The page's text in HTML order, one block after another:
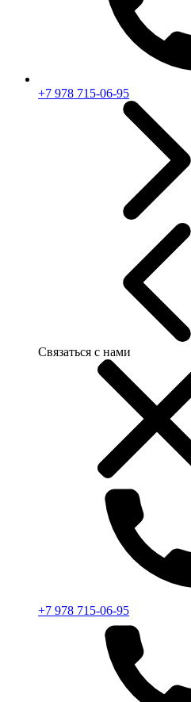
+7 978 715-06-95
Связаться с нами
+7 978 715-06-95